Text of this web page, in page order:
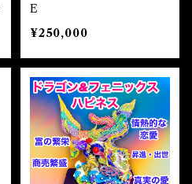
E
¥250,000